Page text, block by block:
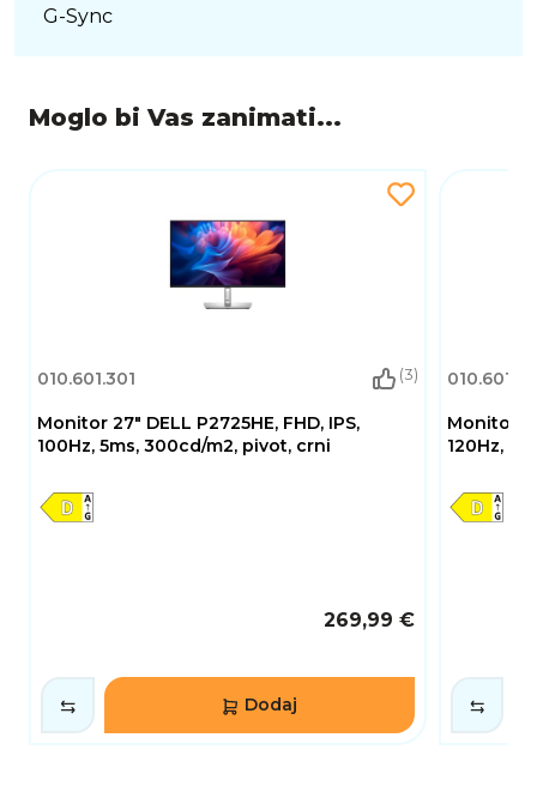
G-Sync
Moglo bi Vas zanimati...
010.601.301 (3)
Monitor 27" DELL P2725HE, FHD, IPS,
100Hz, 5ms, 300cd/m2, pivot, crni
269,99 €
Dodaj
Monitor
120Hz,